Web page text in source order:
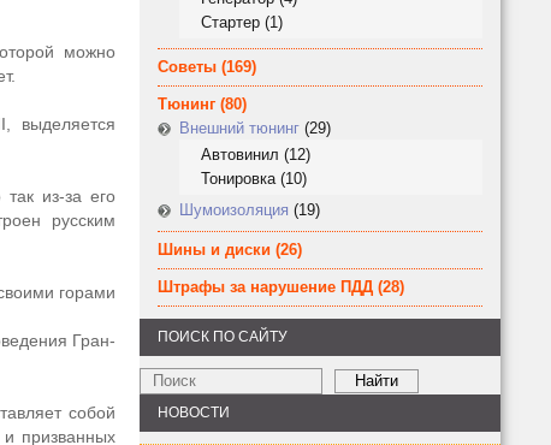
можно
выделяется
из-за его
русским
горами
Гран-
собой
призванных
Стартер (1)
Советы (169)
Тюнинг (80)
Внешний тюнинг (29)
Автовинил (12)
Тонировка(10)
Шумоизоляция (19)
Шины и диски (26)
Штрафы за нарушение ПДД (28)
ПОИСК ПО САЙТУ
НОВОСТИ